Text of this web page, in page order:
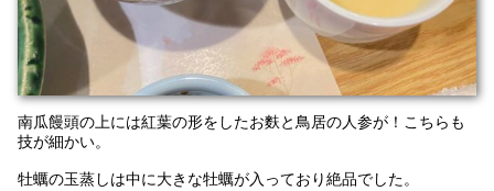
南瓜饅頭の上には紅葉の形をしたお麩と鳥居の人参が！こちらも
技が細かい。
牡蠣の玉蒸しは中に大きな牡蠣が入っており絶品でした。